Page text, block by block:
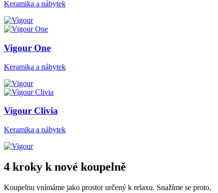
Keramika a nábytek
Vigour One
Keramika a nábytek
Vigour Clivia
Keramika a nábytek
4 kroky k nové koupelně
Koupelnu vnímáme jako prostor určený k relaxu. Snažíme se proto,